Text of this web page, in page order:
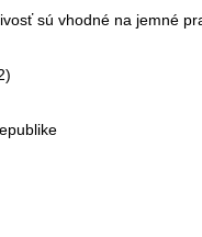
sú vhodné na jemné